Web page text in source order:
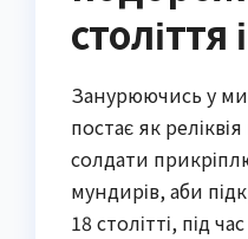
століття
Занурюючись у
постає як
солдати
мундирів, аби
18 столітті, під